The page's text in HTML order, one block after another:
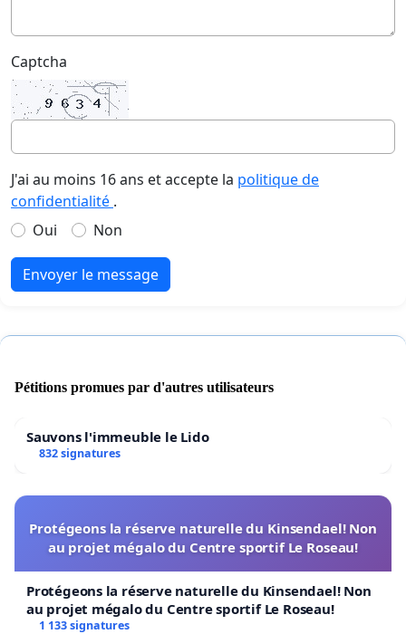
Captcha
J'ai au moins 16 ans et accepte la politique de
confidentialité .
Oui
Non
Envoyer le message
Pétitions promues par d'autres utilisateurs
Sauvons l'immeuble le Lido
832 signatures
Protégeons la réserve naturelle du Kinsendael! Non
au projet mégalo du Centre sportif Le Roseau!
Protégeons la réserve naturelle du Kinsendael! Non
au projet mégalo du Centre sportif Le Roseau!
1 133 signatures